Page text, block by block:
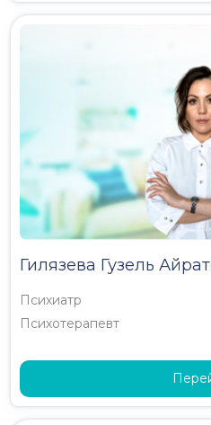
Гилязева Гузель
Психиатр
Психотерапевт